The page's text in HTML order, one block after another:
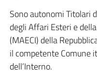
Sono autonomi Titolari
degli Affari Esteri e
(MAECI) della
il competente Comune
dell’Interno.